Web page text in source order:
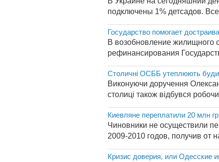
подключены 1% детсадов.
Государство помогает
В возобновление жилищного
рефинансирования
Столичні ОСББ утеплюють
Виконуючи доручення
столиці також відбувся
Киевляне переплатили 20 млн
Чиновники не осуществили
2009-2010 годов, получив от
Кризис доверия, или Одесские